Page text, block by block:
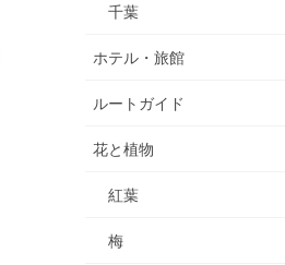
千葉
ホテル・旅館
ルートガイド
花と植物
紅葉
梅